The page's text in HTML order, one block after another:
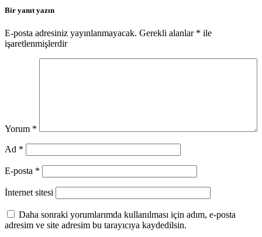
Bir yanıt yazın
E-posta adresiniz yayınlanmayacak. Gerekli alanlar * ile
işaretlenmişlerdir
Yorum *
Ad *
E-posta *
İnternet sitesi
Daha sonraki yorumlarımda kullanılması için adım, e-posta
adresim ve site adresim bu tarayıcıya kaydedilsin.